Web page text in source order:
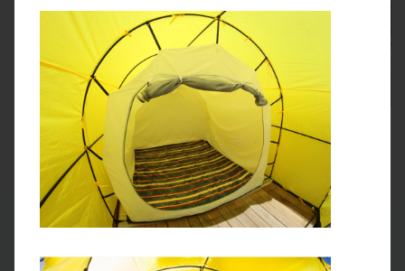
Стационарная палатка Завтрак, Обед, Ужин
4 ДЕНЬ
Переход до лагеря «Солнечный»